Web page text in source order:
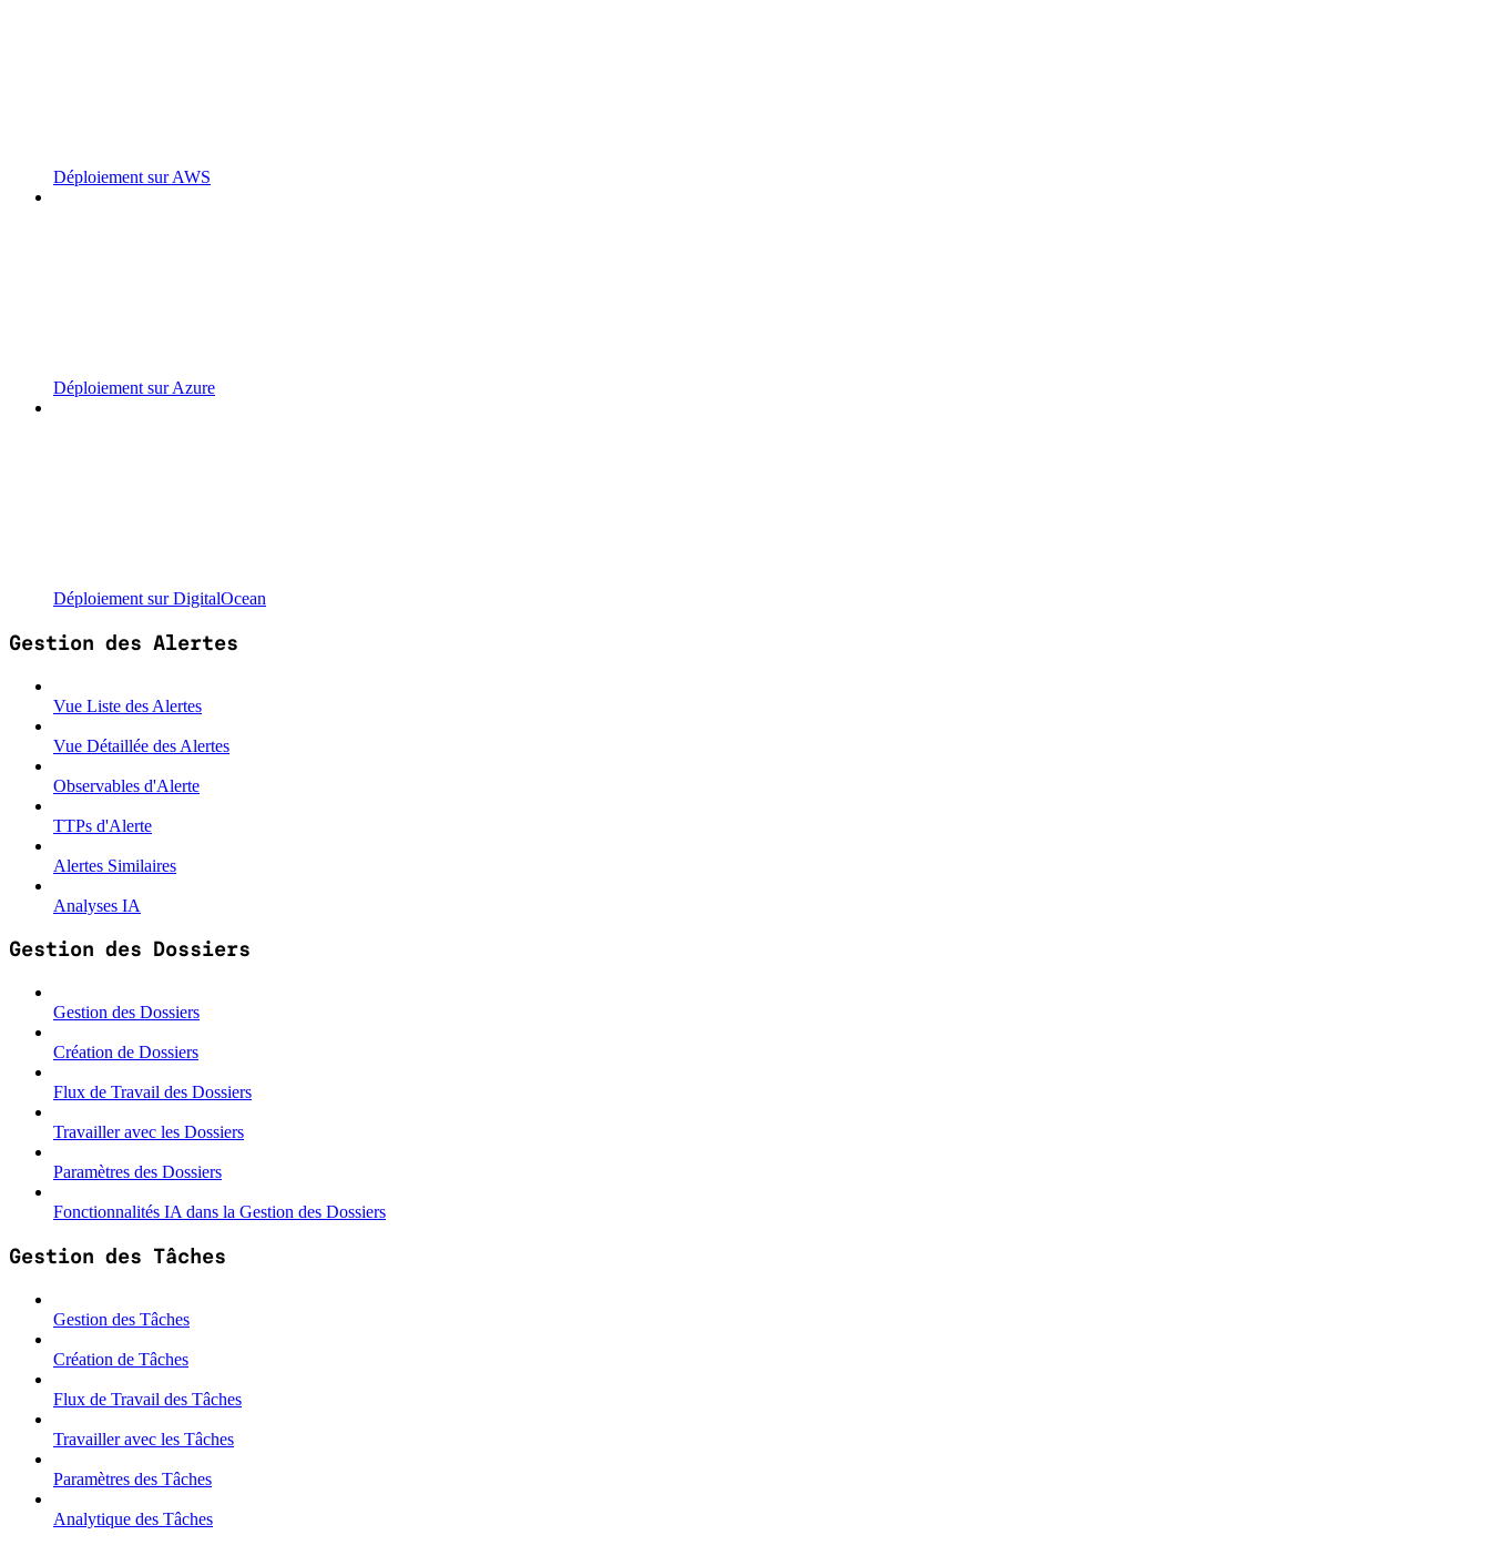
Déploiement sur AWS
Déploiement sur Azure
Déploiement sur DigitalOcean
Gestion des Alertes
Vue Liste des Alertes
Vue Détaillée des Alertes
Observables d'Alerte
TTPs d'Alerte
Alertes Similaires
Analyses IA
Gestion des Dossiers
Gestion des Dossiers
Création de Dossiers
Flux de Travail des Dossiers
Travailler avec les Dossiers
Paramètres des Dossiers
Fonctionnalités IA dans la Gestion des Dossiers
Gestion des Tâches
Gestion des Tâches
Création de Tâches
Flux de Travail des Tâches
Travailler avec les Tâches
Paramètres des Tâches
Analytique des Tâches